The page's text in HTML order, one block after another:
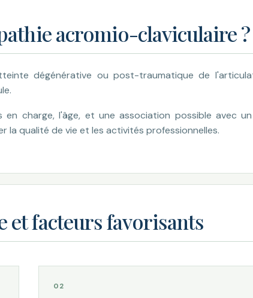
acromio-claviculaire ?
dégénérative ou post-traumatique de
charge, l'âge, et une association possible avec
qualité de vie et les activités professionnelles.
et facteurs favorisants